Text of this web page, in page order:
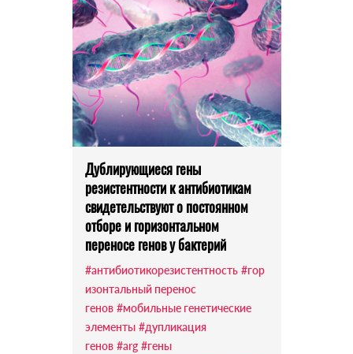
Дублирующиеся гены
резистентности к антибиотикам
свидетельствуют о постоянном
отборе и горизонтальном
переносе генов у бактерий
#антибиотикорезистентность #гор
изонтальный перенос
генов #мобильные генетические
элементы #дупликация
генов #arg #гены